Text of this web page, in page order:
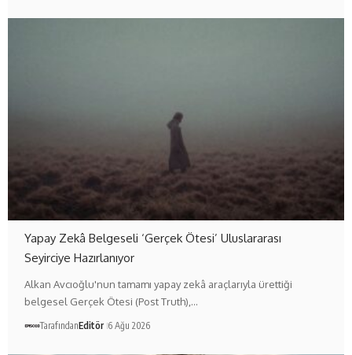
Yapay Zekâ Belgeseli ‘Gerçek Ötesi’ Uluslararası
Seyirciye Hazırlanıyor
Alkan Avcıoğlu'nun tamamı yapay zekâ araçlarıyla ürettiği
belgesel Gerçek Ötesi (Post Truth),…
TarafındanEditör 6 Ağu 2026